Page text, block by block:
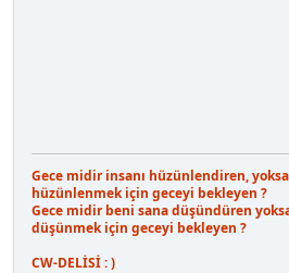
Gece midir insanı hüzünlendiren,
hüzünlenmek için geceyi bekleyen ?
Gece midir beni sana düşündüren
düşünmek için geceyi bekleyen ?
CW-DELİSİ : )